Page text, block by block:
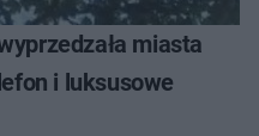
miasta
i luksusowe